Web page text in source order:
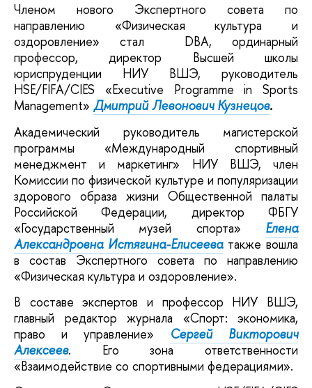
Членом нового Экспертного совета по
направлению «Физическая культура и
оздоровление» стал DBA, ординарный
профессор, директор Высшей школы
юриспруденции НИУ ВШЭ, руководитель
HSE/FIFA/CIES «Executive Programme in Sports
Management» Дмитрий Левонович Кузнецов.
Академический руководитель магистерской
программы «Международный спортивный
менеджмент и маркетинг» НИУ ВШЭ, член
Комиссии по физической культуре и популяризации
здорового образа жизни Общественной палаты
Российской Федерации, директор ФБГУ
«Государственный музей спорта» Елена
Александровна Истягина-Елисееватакже вошла
в состав Экспертного совета по направлению
«Физическая культура и оздоровление».
В составе экспертов и профессор НИУ ВШЭ,
главный редактор журнала «Спорт: экономика,
право и управление» Сергей Викторович
Алексеев. Его зона ответственности
«Взаимодействие со спортивными федерациями».